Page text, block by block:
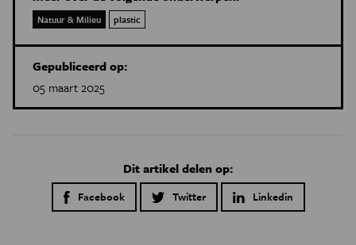
Natuur & Milieu plastic
Gepubliceerd op:
05 maart 2025
Dit artikel delen op:
Facebook Twitter Linkedin